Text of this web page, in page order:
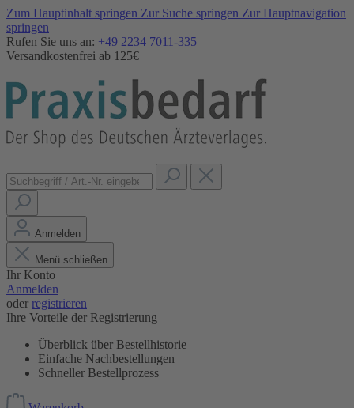
Zum Hauptinhalt springen Zur Suche springen Zur Hauptnavigation
springen
Rufen Sie uns an: +49 2234 7011-335
Versandkostenfrei ab 125€
Anmelden
Menü schließen
Ihr Konto
Anmelden
oder registrieren
Ihre Vorteile der Registrierung
Überblick über Bestellhistorie
Einfache Nachbestellungen
Schneller Bestellprozess